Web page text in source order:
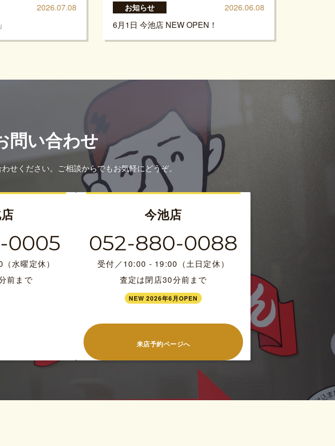
2026.07.08
お知らせ
2026.06.08
6月1日 今池店 NEW OPEN！
問い合わせ
せください。ご相談からでもお気軽にどうぞ。
0005
水曜定休）
前まで
今池店
052-880-0088
受付／10:00 - 19:00（土日定休）
査定は閉店30分前まで
NEW 2026年6月OPEN
来店予約ページへ